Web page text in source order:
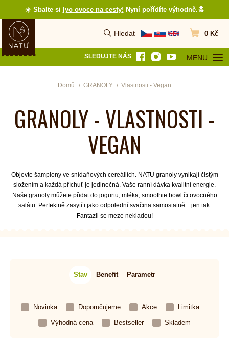
☀️ Sbalte si lyo ovoce na cesty! Nyní pořídíte výhodně.🔝
Hledat
Vyhledat Přejít do
0 Kč
SLEDUJTE NÁS MENU
OTEVŘÍT
Domů GRANOLY Vlastnosti - Vegan
GRANOLY - VLASTNOSTI -
VEGAN
Objevte šampiony ve snídaňových cereáliích. NATU granoly vynikají čistým
složením a každá příchuť je jedinečná. Vaše ranní dávka kvalitní energie.
Naše granoly můžete přidat do jogurtu, mléka, smoothie bowl či ovocného
salátu. Perfektně zasytí i jako odpolední svačina samostatně... jen tak.
Fantazii se meze nekladou!
Stav Benefit Parametr
Novinka Doporučujeme Akce Limitka
Výhodná cena Bestseller Skladem